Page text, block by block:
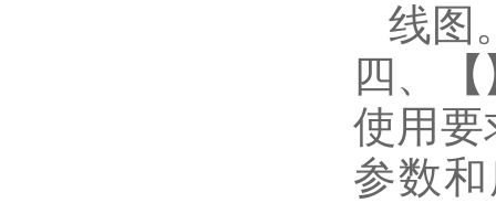
线图
四、
【
使用要
参数